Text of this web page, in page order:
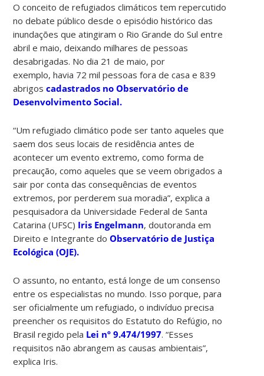
O conceito de refugiados climáticos tem repercutido
no debate público desde o episódio histórico das
inundações que atingiram o Rio Grande do Sul entre
abril e maio, deixando milhares de pessoas
desabrigadas. No dia 21 de maio, por
exemplo, havia 72 mil pessoas fora de casa e 839
abrigoscadastrados no Observatório de
Desenvolvimento Social.
“Um refugiado climático pode ser tanto aqueles que
saem dos seus locais de residência antes de
acontecer um evento extremo, como forma de
precaução, como aqueles que se veem obrigados a
sair por conta das consequências de eventos
extremos, por perderem sua moradia”, explica a
pesquisadora da Universidade Federal de Santa
Catarina (UFSC) Iris Engelmann, doutoranda em
Direito e Integrante doObservatório de Justiça
Ecológica (OJE).
O assunto, no entanto, está longe de um consenso
entre os especialistas no mundo. Isso porque, para
ser oficialmente um refugiado, o indivíduo precisa
preencher os requisitos do Estatuto do Refúgio, no
Brasil regido pela Lei nº 9.474/1997. “Esses
requisitos não abrangem as causas ambientais”,
explica Iris.